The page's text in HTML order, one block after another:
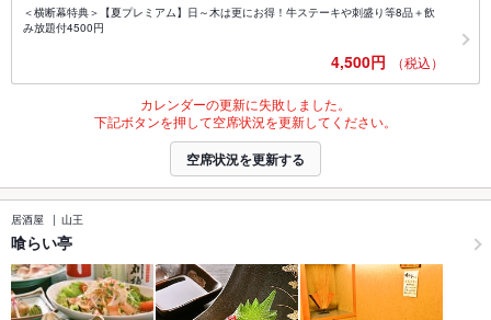
＜横断幕特典＞【夏プレミアム】日～木は更にお得！牛ステーキや刺盛り等8品＋飲
み放題付4500円
4,500円 （税込）
カレンダーの更新に失敗しました。
下記ボタンを押して空席状況を更新してください。
空席状況を更新する
居酒屋 山王
喰らい亭